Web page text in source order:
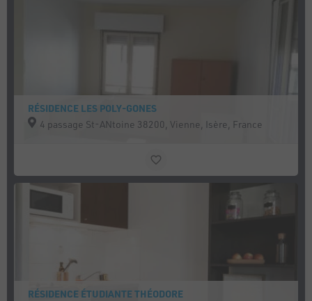
RÉSIDENCE LES POLY-GONES
4 passage St-ANtoine 38200, Vienne, Isère, France
RÉSIDENCE ÉTUDIANTE THÉODORE